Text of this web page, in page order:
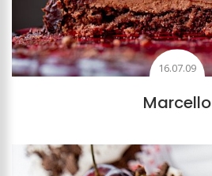
16.07.09
Marcello